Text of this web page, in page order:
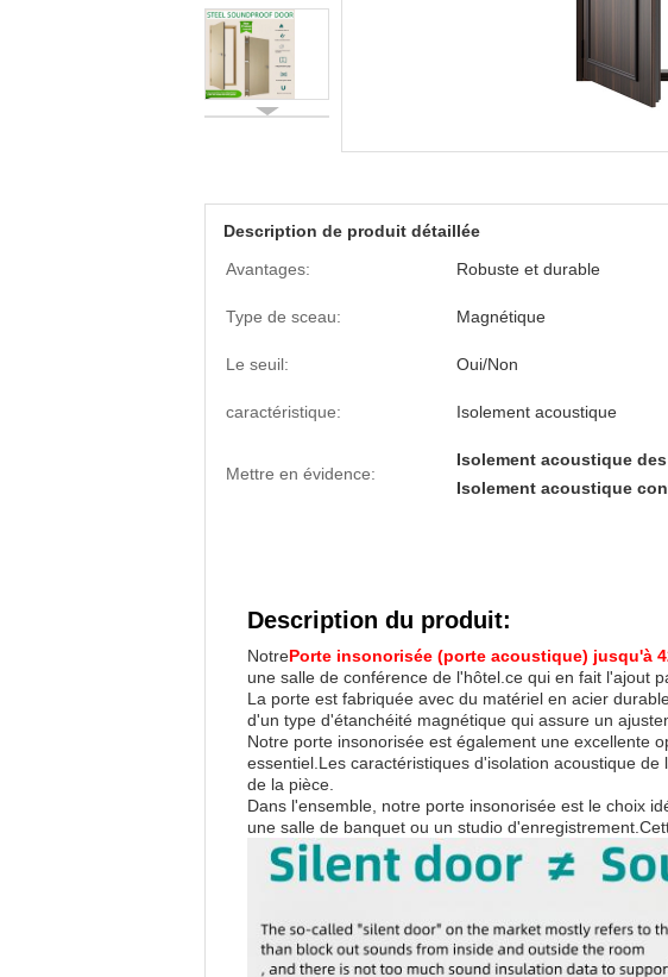
Description de produit détaillée
Avantages:
Robuste et durable
Type de sceau: Magnétique
Le seuil: Oui/Non
caractéristique: Isolement acoustique
Mettre en évidence:
Isolement acoustique
Isolement acoustique
Description du produit:
NotrePorte insonorisée (porte acoustique) jusqu'à
une salle de conférence de l'hôtel.ce qui en fait l'ajout
La porte est fabriquée avec du matériel en acier
d'un type d'étanchéité magnétique qui assure un
Notre porte insonorisée est également une excellente
essentiel.Les caractéristiques d'isolation acoustique
de la pièce.
Dans l'ensemble, notre porte insonorisée est le choix
une salle de banquet ou un studio